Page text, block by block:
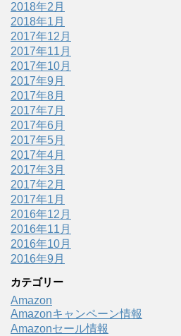
2018年2月
2018年1月
2017年12月
2017年11月
2017年10月
2017年9月
2017年8月
2017年7月
2017年6月
2017年5月
2017年4月
2017年3月
2017年2月
2017年1月
2016年12月
2016年11月
2016年10月
2016年9月
カテゴリー
Amazon
Amazonキャンペーン情報
Amazonセール情報